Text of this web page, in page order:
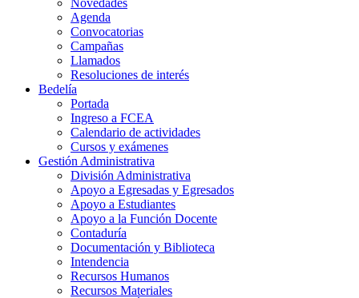
Agenda
Convocatorias
Campañas
Llamados
Resoluciones de interés
Bedelía
Portada
Ingreso a FCEA
Calendario de actividades
Cursos y exámenes
Gestión Administrativa
División Administrativa
Apoyo a Egresadas y Egresados
Apoyo a Estudiantes
Apoyo a la Función Docente
Contaduría
Documentación y Biblioteca
Intendencia
Recursos Humanos
Recursos Materiales